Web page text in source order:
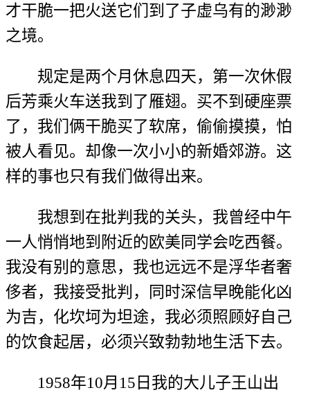
才干脆一把火送它们到了子虚乌有的渺渺
之境。
规定是两个月休息四天，第一次休假
后芳乘火车送我到了雁翅。买不到硬座票
了，我们俩干脆买了软席，偷偷摸摸，怕
被人看见。却像一次小小的新婚郊游。这
样的事也只有我们做得出来。
我想到在批判我的关头，我曾经中午
一人悄悄地到附近的欧美同学会吃西餐。
我没有别的意思，我也远远不是浮华者奢
侈者，我接受批判，同时深信早晚能化凶
为吉，化坎坷为坦途，我必须照顾好自己
的饮食起居，必须兴致勃勃地生活下去。
1958年10月15日我的大儿子王山出